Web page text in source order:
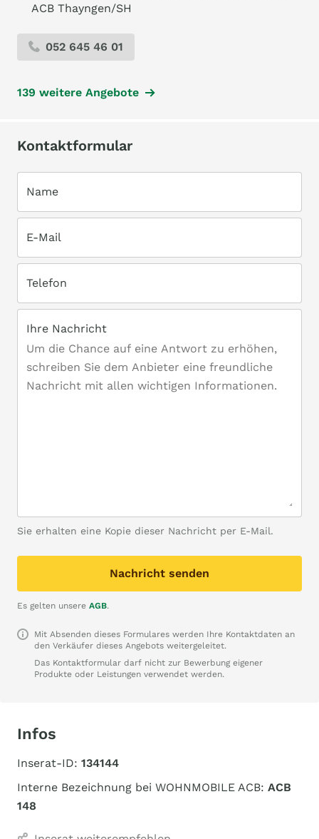
ACB Thayngen/SH
052 645 46 01
139 weitere Angebote
Kontaktformular
Name
E-Mail
Telefon
Ihre Nachricht
Sie erhalten eine Kopie dieser Nachricht per E-Mail.
Nachricht senden
Es gelten unsere AGB.
Mit Absenden dieses Formulares werden Ihre Kontaktdaten an
den Verkäufer dieses Angebots weitergeleitet.
Das Kontaktformular darf nicht zur Bewerbung eigener
Produkte oder Leistungen verwendet werden.
Infos
Inserat-ID: 134144
Interne Bezeichnung bei WOHNMOBILE ACB: ACB
148